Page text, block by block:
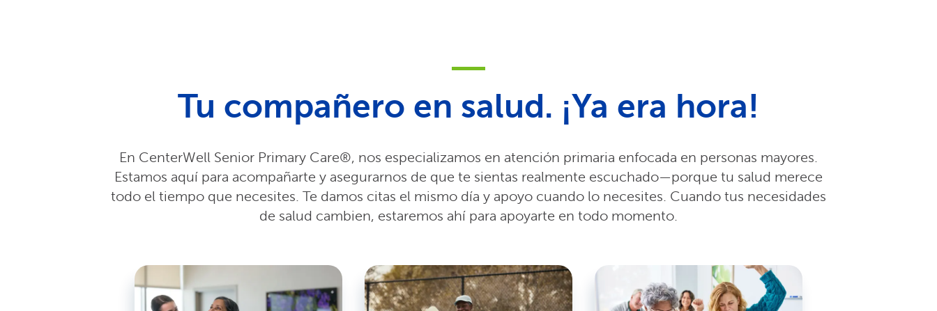
Tu compañero en salud. ¡Ya era hora!
En CenterWell Senior Primary Care®, nos especializamos en atención primaria enfocada en personas mayores.
Estamos aquí para acompañarte y asegurarnos de que te sientas realmente escuchado—porque tu salud merece
todo el tiempo que necesites. Te damos citas el mismo día y apoyo cuando lo necesites. Cuando tus necesidades
de salud cambien, estaremos ahí para apoyarte en todo momento.